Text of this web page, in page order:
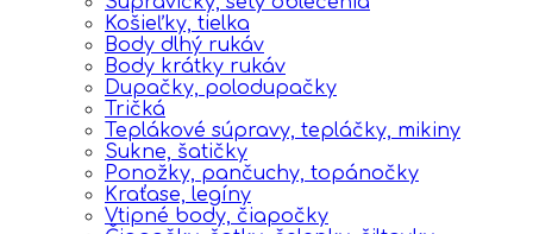
Košieľky, tielka
Body dlhý rukáv
Body krátky rukáv
Dupačky, polodupačky
Tričká
Teplákové súpravy, tepláčky, mikiny
Sukne, šatičky
Ponožky, pančuchy, topánočky
Kraťase, legíny
Vtipné body, čiapočky